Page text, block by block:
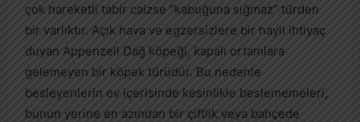
çok hareketli tabir caizse “kabuğuna sığmaz” türden
bir varlıktır. Açık hava ve egzersizlere bir hayli ihtiyaç
duyan Appenzell Dağ köpeği, kapalı ortamlara
gelemeyen bir köpek türüdür. Bu nedenle
besleyenlerin ev içerisinde kesinlikle beslememeleri,
bunun yerine en azından bir çiftlik veya bahçede